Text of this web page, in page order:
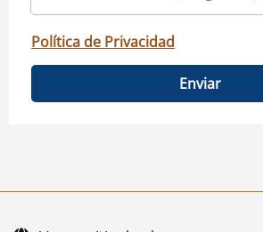
Política de Privacidad
Enviar